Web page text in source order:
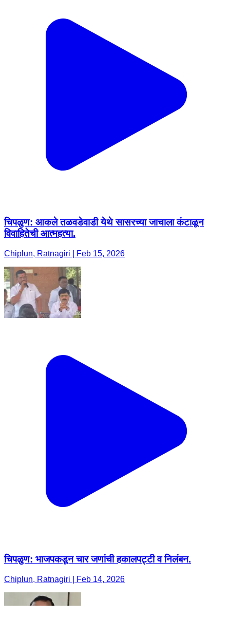
चिपळुण: आकले तळवडेवाडी येथे सासरच्या जाचाला कंटाळून
विवाहितेची आत्महत्या.
Chiplun, Ratnagiri | Feb 15, 2026
चिपळुण: भाजपकडून चार जणांची हकालपट्टी व निलंबन.
Chiplun, Ratnagiri | Feb 14, 2026